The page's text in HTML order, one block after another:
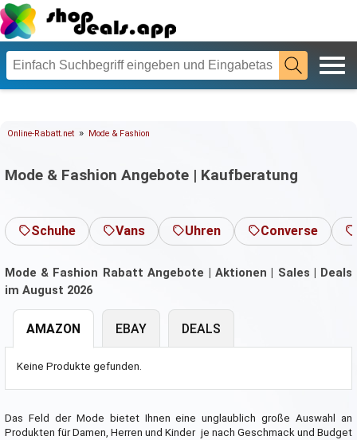
Online-Rabatt.net » Mode & Fashion
Mode & Fashion Angebote | Kaufberatung
Schuhe Vans Uhren Converse
Mode & Fashion Rabatt Angebote | Aktionen | Sales | Deals
im August 2026
AMAZON
Keine Produkte gefunden.
EBAY DEALS
Das Feld der Mode bietet Ihnen eine unglaublich große Auswahl an
Produkten für Damen, Herren und Kinder  je nach Geschmack und Budget